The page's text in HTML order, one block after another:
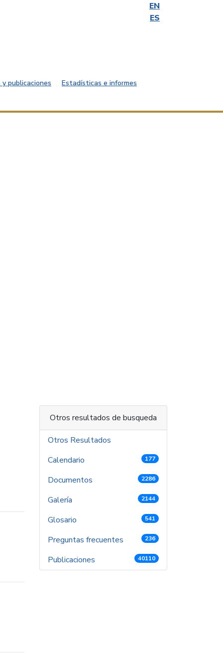
EN
ES
publicaciones Estadísticas e informes
Otros resultados de busqueda
Otros Resultados
Calendario
177
Documentos 2286
Galería 2144
Glosario 541
Preguntas frecuentes 236
Publicaciones 40110